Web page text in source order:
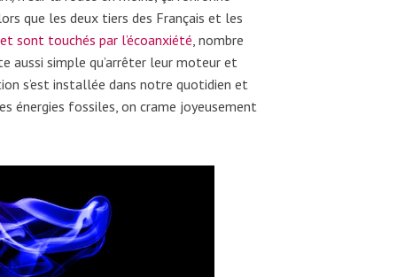
que les deux tiers des Français et les
sont touchés par l’écoanxiété, nombre
aussi simple qu’arrêter leur moteur et
s’est installée dans notre quotidien et
énergies fossiles, on crame joyeusement